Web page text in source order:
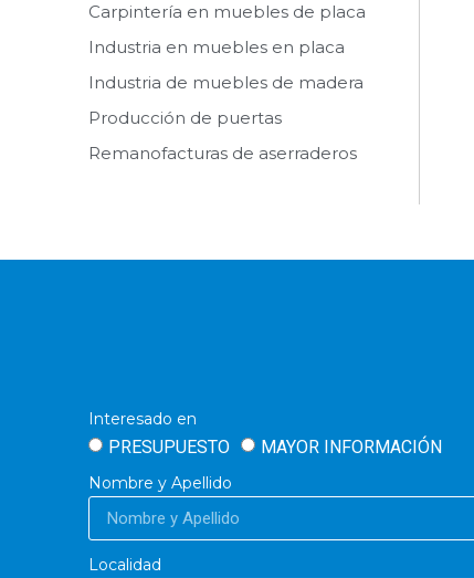
Carpintería en muebles de placa
Industria en muebles en placa
Industria de muebles de madera
Producción de puertas
Remanofacturas de aserraderos
cantos OAV
MAX 340M
Pegadora de cantos
MARZICA MARATHON IIIP
PCS USADA
Interesado en
PRESUPUESTO MAYOR INFORMACIÓN
Nombre y Apellido
Localidad